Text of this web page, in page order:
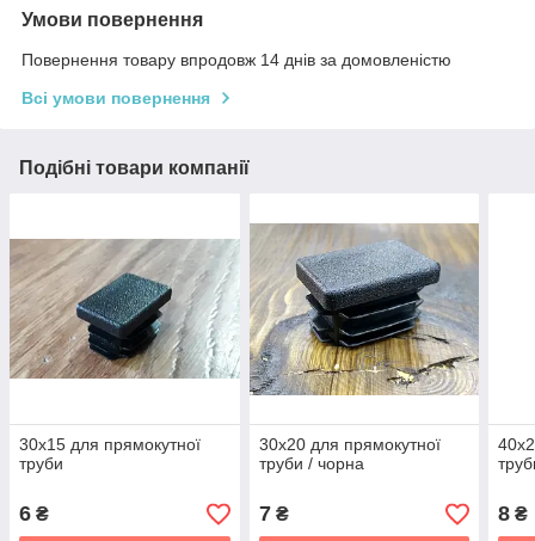
Умови повернення
Повернення товару впродовж 14 днів за домовленістю
Всі умови повернення
Подібні товари компанії
30х15 для прямокутної
труби
6 ₴
30х20 для прямокутної
труби / чорна
7₴ 8 ₴